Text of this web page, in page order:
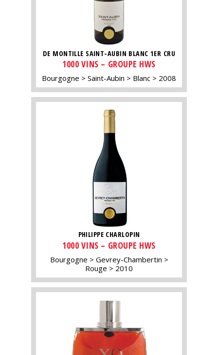
DE MONTILLE SAINT-AUBIN BLANC 1ER CRU
1000 VINS – GROUPE HWS
Bourgogne Saint-Aubin Blanc 2008
PHILIPPE CHARLOPIN
1000 VINS – GROUPE HWS
Bourgogne
Gevrey-Chambertin
Rouge
2010